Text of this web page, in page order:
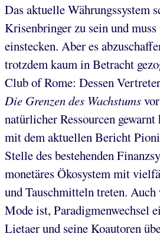
Das aktuelle Währungssystem
Krisenbringer zu sein und
einstecken. Aber es
trotzdem kaum in Betracht
Club of Rome: Dessen
Die Grenzen des Wachstums
natürlicher Ressourcen
mit dem aktuellen Bericht
Stelle des bestehenden
monetäres Ökosystem mit
und Tauschmitteln treten. Auch
Mode ist, Paradigmenwechsel
Lietaer und seine Koautoren